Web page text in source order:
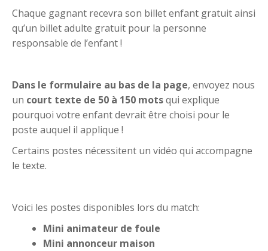
Chaque gagnant recevra son billet enfant gratuit ainsi
qu’un billet adulte gratuit pour la personne
responsable de l’enfant !
Dans le formulaire au bas de la page, envoyez nous
un court texte de 50 à 150 motsqui explique
pourquoi votre enfant devrait être choisi pour le
poste auquel il applique !
Certains postes nécessitent un vidéo qui accompagne
le texte.
Voici les postes disponibles lors du match:
Mini animateur de foule
Mini annonceur maison